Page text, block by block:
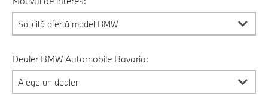
Dealer BMW Automobile Bavaria: